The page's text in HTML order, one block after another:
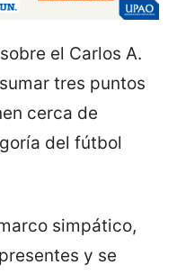
el Carlos A.
tres puntos
cerca de
del fútbol
simpático,
y se